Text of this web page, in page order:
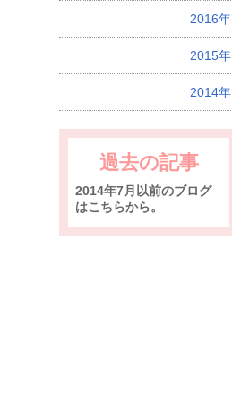
2016年
2015年
2014年
過去の記事
2014年7月以前のブログ
はこちらから。